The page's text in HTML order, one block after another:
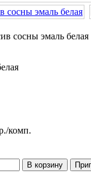
комп.
В корзину